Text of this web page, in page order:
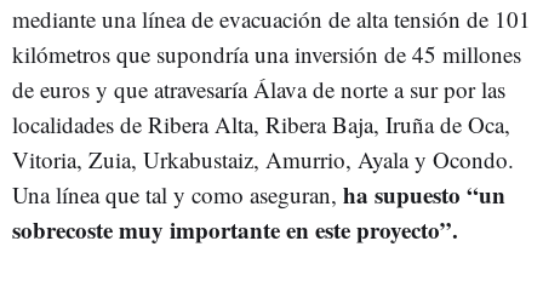
mediante una línea de evacuación de alta tensión de 101
kilómetros que supondría una inversión de 45 millones
de euros y que atravesaría Álava de norte a sur por las
localidades de Ribera Alta, Ribera Baja, Iruña de Oca,
Vitoria, Zuia, Urkabustaiz, Amurrio, Ayala y Ocondo.
Una línea que tal y como aseguran, ha supuesto “un
sobrecoste muy importante en este proyecto”.